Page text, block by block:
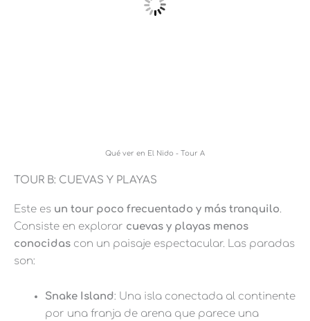
Qué ver en El Nido - Tour A
TOUR B: CUEVAS Y PLAYAS
Este es un tour poco frecuentado y más tranquilo.
Consiste en explorar cuevas y playas menos
conocidas con un paisaje espectacular. Las paradas
son:
Snake Island: Una isla conectada al continente
por una franja de arena que parece una